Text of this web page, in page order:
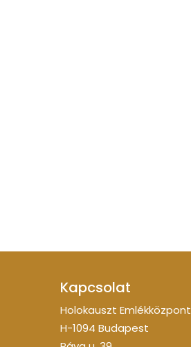
Kapcsolat
Holokauszt Emlékközpont
H-1094 Budapest